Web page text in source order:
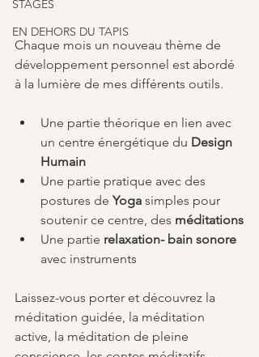
STAGES
EN DEHORS DU TAPIS
Chaque mois un nouveau thème de
développement personnel est abordé
à la lumière de mes différents outils.
Une partie théorique en lien avec
un centre énergétique du Design
Humain
Une partie pratique avec des
postures de Yoga simples pour
soutenir ce centre, des méditations
Une partie relaxation- bain sonore
avec instruments
Laissez-vous porter et découvrez la
méditation guidée, la méditation
active, la méditation de pleine